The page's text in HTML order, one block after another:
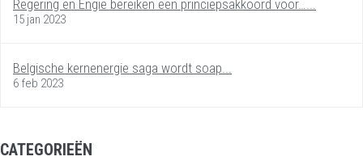
Regering en Engie bereiken een princiepsakkoord voor…...
15 jan 2023
Belgische kernenergie saga wordt soap...
6 feb 2023
CATEGORIEËN